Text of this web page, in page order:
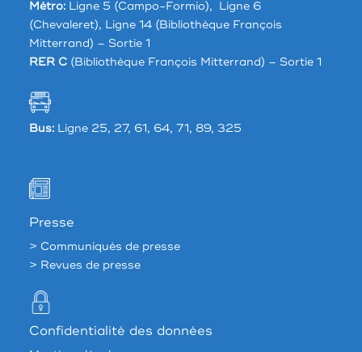
Métro:Ligne 5 (Campo-Formio), Ligne 6
(Chevaleret), Ligne 14 (Bibliothèque François
Mitterrand) – Sortie 1
RER C(Bibliothèque François Mitterrand) – Sortie 1
Bus:Ligne 25, 27, 61, 64, 71, 89, 325
Presse
> Communiqués de presse
> Revues de presse
Confidentialité des données